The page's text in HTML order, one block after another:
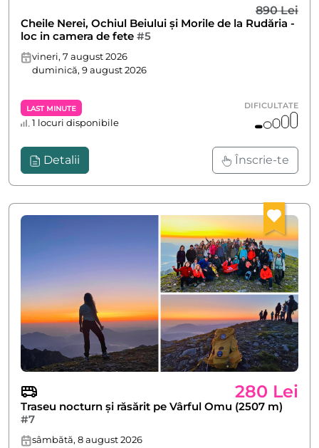
890 Lei
Cheile Nerei, Ochiul Beiului și Morile de la Rudăria -
loc in camera de fete #5
vineri, 7 august 2026
duminică, 9 august 2026
Last Minute
1 locuri disponibile
DIFICULTATE
Detalii Înscrie-te
280 Lei
Traseu nocturn și răsărit pe Vârful Omu (2507 m)
#7
sâmbătă, 8 august 2026